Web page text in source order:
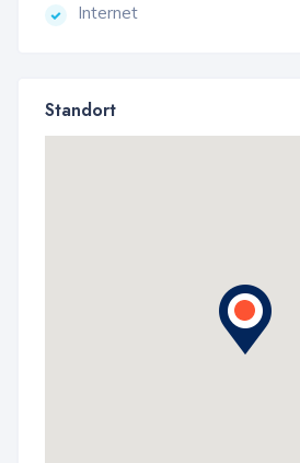
Internet
Standort